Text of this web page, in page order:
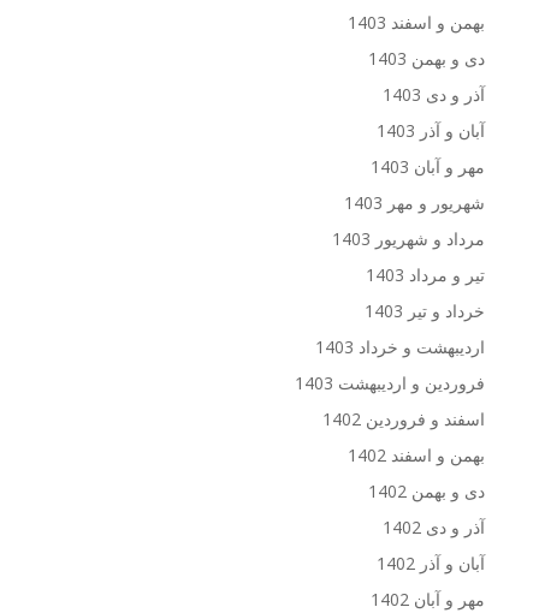
بهمن و اسفند 1403
دی و بهمن 1403
آذر و دی 1403
آبان و آذر 1403
مهر و آبان 1403
شهریور و مهر 1403
مرداد و شهریور 1403
تیر و مرداد 1403
خرداد و تیر 1403
اردیبهشت و خرداد 1403
فروردین و اردیبهشت 1403
اسفند و فروردین 1402
بهمن و اسفند 1402
دی و بهمن 1402
آذر و دی 1402
آبان و آذر 1402
مهر و آبان 1402